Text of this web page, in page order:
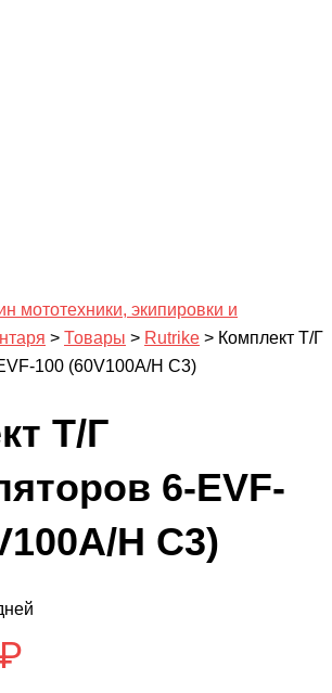
мототехники, экипировки и
> Товары > Rutrike > Комплект Т/Г
100 (60V100A/H C3)
Т/Г
6-EVF-
H C3)